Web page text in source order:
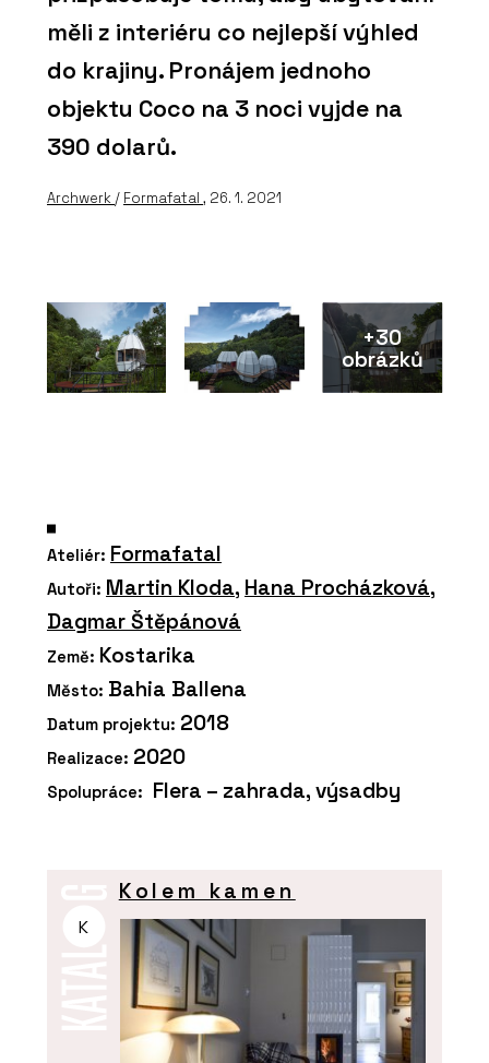
měli z interiéru co nejlepší výhled
do krajiny. Pronájem jednoho
objektu Coco na 3 noci vyjde na
390 dolarů.
Archwerk / Formafatal , 26. 1. 2021
+30
obrázků
Ateliér: Formafatal
Autoři: Martin Kloda, Hana Procházková,
Dagmar Štěpánová
Země: Kostarika
Město: Bahia Ballena
Datum projektu: 2018
Realizace: 2020
Spolupráce: Flera – zahrada, výsadby
K
Kolem kamen